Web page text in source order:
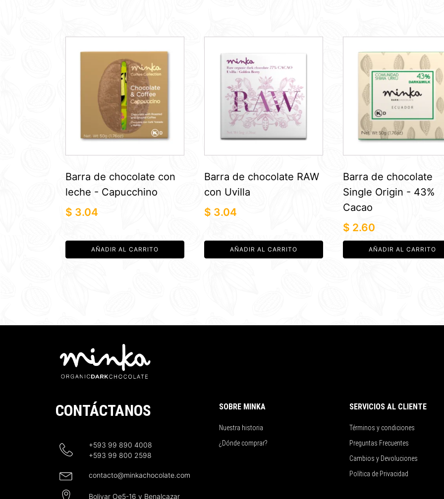
Barra de chocolate con
leche - Capucchino
$ 3.04
AÑADIR AL CARRITO
Barra de chocolate RAW
con Uvilla
$ 3.04
AÑADIR AL CARRITO
Barra de chocolate
Single Origin - 43%
Cacao
$ 2.60
AÑADIR AL CARRITO
CONTÁCTANOS
+593 99 890 4008
+593 99 800 2598
contacto@minkachocolate.com
Bolivar Oe5-16 y Benalcazar
SOBRE MINKA
Nuestra historia
¿Dónde comprar?
SERVICIOS AL CLIENTE
Términos y condiciones
Preguntas Frecuentes
Cambios y Devoluciones
Política de Privacidad